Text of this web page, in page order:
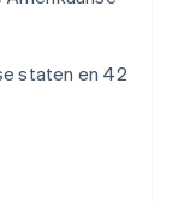
staten en 42